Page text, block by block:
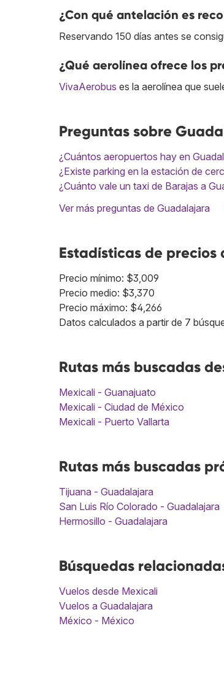
¿Con qué antelación es
Reservando 150 días antes se
¿Qué aerolínea ofrece los
VivaAerobus es la aerolínea que
Preguntas sobre
¿Cuántos aeropuertos hay en
¿Existe parking en la estación de
¿Cuánto vale un taxi de Barajas a
Ver más preguntas de Guadalajara
Estadísticas de precios
Precio mínimo: $3,009
Precio medio: $3,370
Precio máximo: $4,266
Datos calculados a partir de 7
Rutas más buscadas
Mexicali - Guanajuato
Mexicali - Ciudad de México
Mexicali - Puerto Vallarta
Rutas más buscadas
Tijuana - Guadalajara
San Luis Río Colorado - Guadalajara
Hermosillo - Guadalajara
Búsquedas
Vuelos desde Mexicali
Vuelos a Guadalajara
México - México